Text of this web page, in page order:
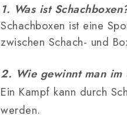
1. Was ist
Schachboxen ist eine
zwischen Schach- und
2. Wie gewinnt man im
Ein Kampf kann durch
werden.